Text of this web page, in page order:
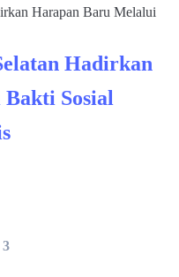
Hadirkan
Sosial
3